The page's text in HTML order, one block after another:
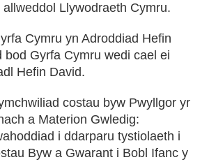
Llywodraeth Cymru.
Cymru yn Adroddiad Hefin
bod Gyrfa Cymru wedi cael ei
Hefin David.
costau byw Pwyllgor yr
a Materion Gwledig:
i ddarparu tystiolaeth i
Byw a Gwarant i Bobl Ifanc y